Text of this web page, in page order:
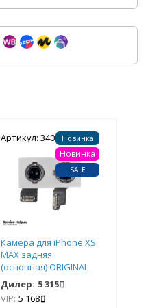
Артикул: 340187Новинка
Новинка
SALE
Камера для iPhone XS
MAX задняя
(основная) ORIGINAL
100% СНЯТЫЙ
Дилер: 5 315
VIP: 5 168